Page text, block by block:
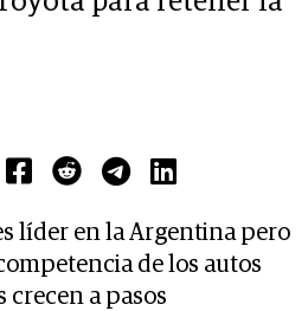
líder en la Argentina pero
de los autos
crecen a pasos